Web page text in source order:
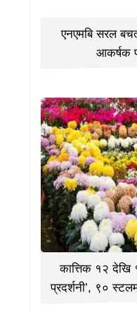
एनएमबि सरल
आकर्षक
कात्तिक १२ देखि
प्रदर्शनी’, ९०